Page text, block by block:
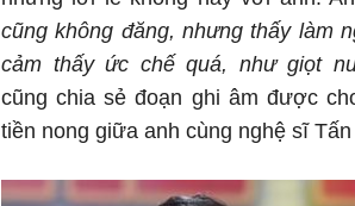
cũng không đăng, nhưng thấy làm
cảm thấy ức chế quá, như giọt
cũng chia sẻ đoạn ghi âm được
tiền nong giữa anh cùng nghệ sĩ Tấn